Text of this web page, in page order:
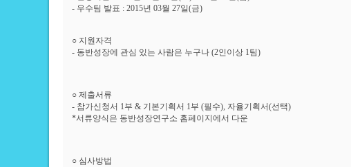
- 우수팀 발표 : 2015년 03월 27일(금)
○ 지원자격
- 동반성장에 관심 있는 사람은 누구나 (2인이상 1팀)
○ 제출서류
- 참가신청서 1부 & 기본기획서 1부 (필수), 자율기획서(선택)
*서류양식은 동반성장연구소 홈페이지에서 다운
○ 심사방법